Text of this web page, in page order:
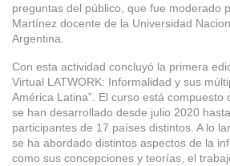
preguntas del público, que fue moderado
Martínez docente de la Universidad
Argentina.
Con esta actividad concluyó la primera
Virtual LATWORK: Informalidad y sus
América Latina”. El curso está compuesto
se han desarrollado desde julio 2020
participantes de 17 países distintos. A lo
se ha abordado distintos aspectos de la
como sus concepciones y teorías, el